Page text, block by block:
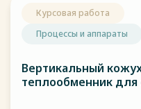
Курсовая работа
Процессы и аппараты
Вертикальный
теплообменник